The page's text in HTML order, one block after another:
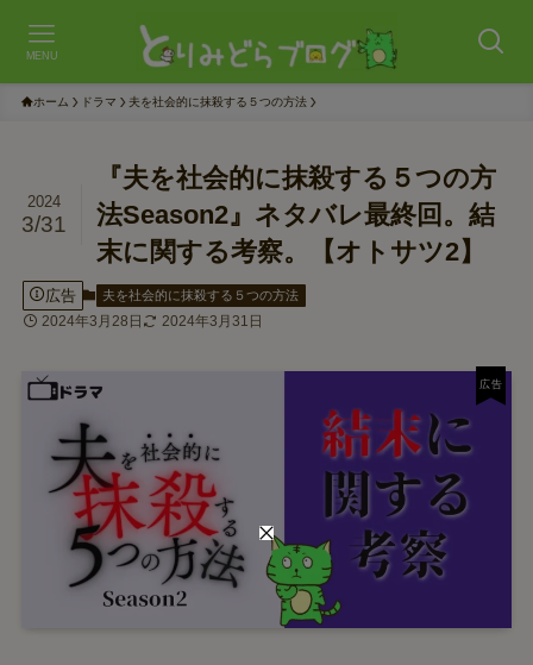
MENU
ホーム ドラマ 夫を社会的に抹殺する５つの方法
『夫を社会的に抹殺する５つの方
法Season2』ネタバレ最終回。結
末に関する考察。【オトサツ2】
2024
3/31
広告 夫を社会的に抹殺する５つの方法
2024年3月28日 2024年3月31日